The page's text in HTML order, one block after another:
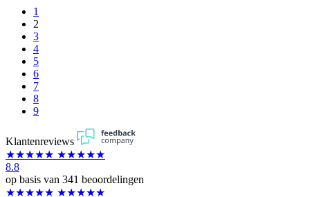
1
2
3
4
5
6
7
8
9
Klantenreviews
★★★★★ ★★★★★
8.8
op basis van 341 beoordelingen
★★★★★ ★★★★★